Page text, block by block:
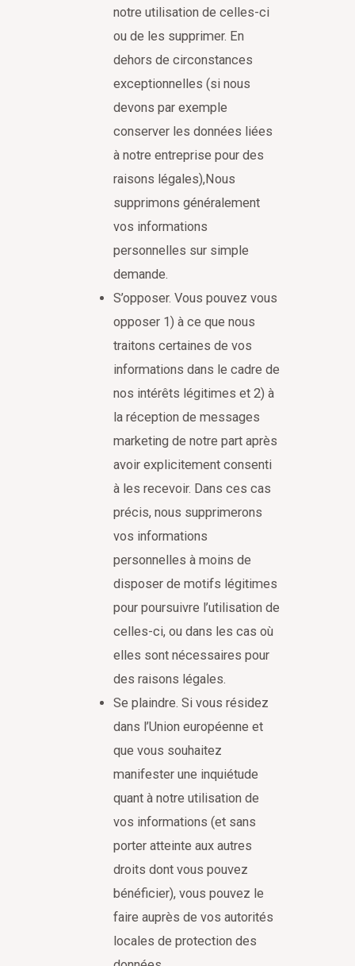
notre utilisation de celles-ci
ou de les supprimer. En
dehors de circonstances
exceptionnelles (si nous
devons par exemple
conserver les données liées
à notre entreprise pour des
raisons légales),Nous
supprimons généralement
vos informations
personnelles sur simple
demande.
S’opposer. Vous pouvez vous
opposer 1) à ce que nous
traitons certaines de vos
informations dans le cadre de
nos intérêts légitimes et 2) à
la réception de messages
marketing de notre part après
avoir explicitement consenti
à les recevoir. Dans ces cas
précis, nous supprimerons
vos informations
personnelles à moins de
disposer de motifs légitimes
pour poursuivre l’utilisation de
celles-ci, ou dans les cas où
elles sont nécessaires pour
des raisons légales.
Se plaindre. Si vous résidez
dans l’Union européenne et
que vous souhaitez
manifester une inquiétude
quant à notre utilisation de
vos informations (et sans
porter atteinte aux autres
droits dont vous pouvez
bénéficier), vous pouvez le
faire auprès de vos autorités
locales de protection des